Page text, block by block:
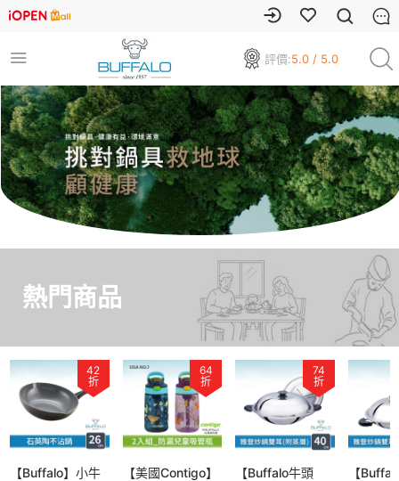
評價:5.0 / 5.0
熱門商品
64
折
【美國Contigo】
74
折
【Buffalo牛頭
75
折
【Buffalo牛頭
【